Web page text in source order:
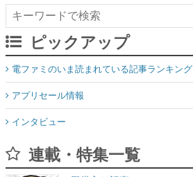
ピックアップ
電ファミのいま読まれている記事ランキング
アプリセール情報
インタビュー
連載・特集一覧